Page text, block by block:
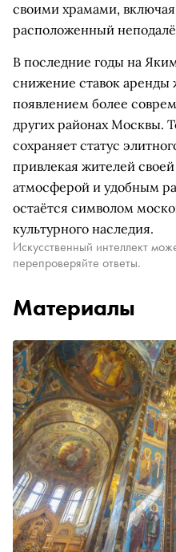
своими храмами,
расположенный
В последние годы на
снижение ставок аренды
появлением более
других районах Москвы.
сохраняет статус
привлекая жителей
атмосферой и удобным
остаётся символом
культурного наследия.
Искусственный интеллект
перепроверяйте ответы.
Материалы